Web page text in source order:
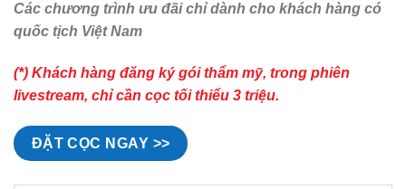
Các chương trình ưu đãi chỉ dành cho khách hàng có
quốc tịch Việt Nam
(*) Khách hàng đăng ký gói thẩm mỹ, trong phiên
livestream, chỉ cần cọc tối thiểu 3 triệu.
ĐẶT CỌC NGAY >>